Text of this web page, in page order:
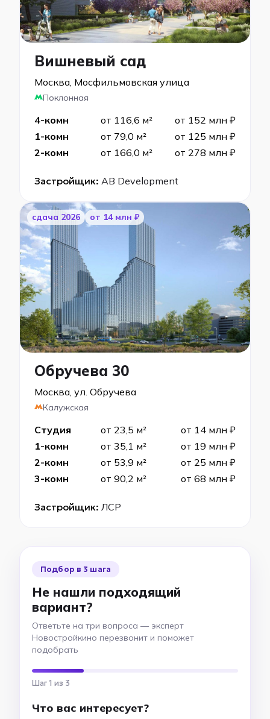
Вишневый сад
Москва, Мосфильмовская улица
Поклонная
4-комн от 116,6 м²
от 152 млн ₽
1-комн
от 79,0 м²
от 125 млн ₽
2-комн
от 166,0 м² от 278 млн ₽
Застройщик: AB Development
cдача 2026 от 14 млн ₽
Обручева 30
Москва, ул. Обручева
Калужская
Студия от 23,5 м²
от 14 млн ₽
1-комн
от 35,1 м²
от 19 млн ₽
2-комн
от 53,9 м²
от 25 млн ₽
3-комн
от 90,2 м² от 68 млн ₽
Застройщик: ЛСР
Подбор в 3 шага
Не нашли подходящий
вариант?
Ответьте на три вопроса — эксперт
Новостройкино перезвонит и поможет
подобрать
Шаг 1 из 3
Что вас интересует?